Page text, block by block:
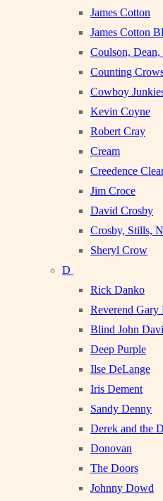
James Cotton
James Cotton
Coulson,
Counting
Cowboy
Kevin Coyne
Robert Cray
Cream
Creedence
Jim Croce
David Crosby
Crosby, Stills,
Sheryl Crow
D
Rick Danko
Reverend Gary
Blind John
Deep Purple
Ilse DeLange
Iris Dement
Sandy Denny
Derek and the
Donovan
The Doors
Johnny Dowd